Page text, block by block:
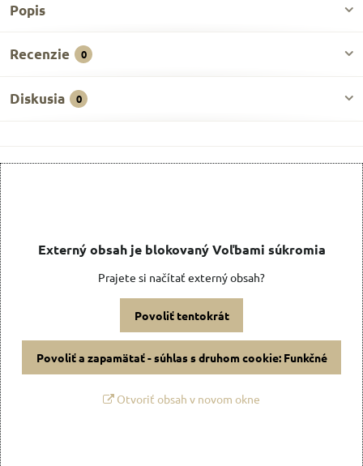
Popis
Recenzie 0
Diskusia 0
Externý obsah je blokovaný Voľbami súkromia
Prajete si načítať externý obsah?
Povoliť tentokrát
Povoliť a zapamätať - súhlas s druhom cookie: Funkčné
Otvoriť obsah v novom okne